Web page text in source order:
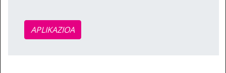
APLIKAZIOA